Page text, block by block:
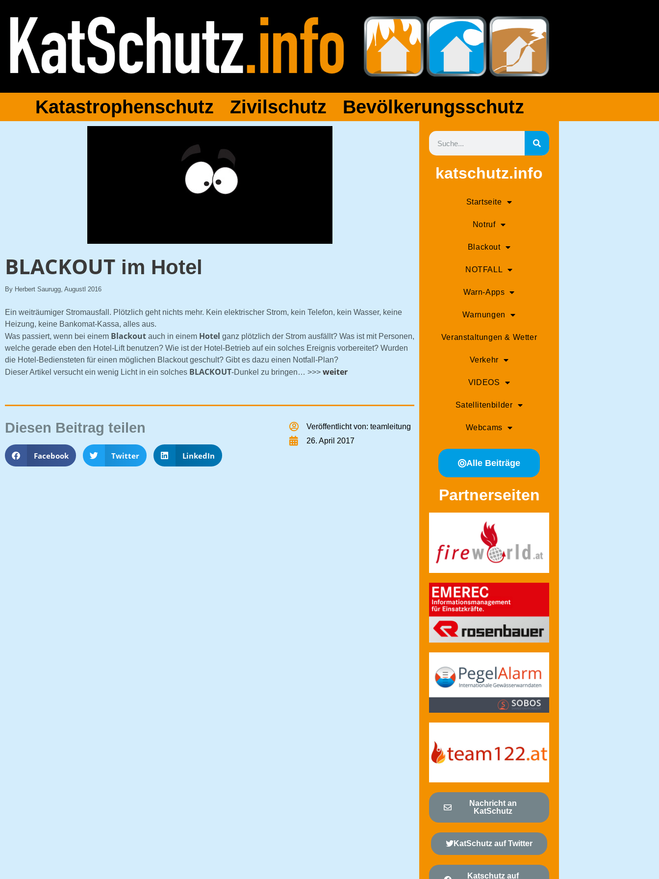
Katastrophenschutz Zivilschutz Bevölkerungsschutz​
BLACKOUT im Hotel
By Herbert Saurugg, Augustl 2016
Ein weiträumiger Stromausfall. Plötzlich geht nichts mehr. Kein elektrischer Strom, kein Telefon, kein Wasser, keine
Heizung, keine Bankomat-Kassa, alles aus.
Was passiert, wenn bei einem Blackout auch in einem Hotel ganz plötzlich der Strom ausfällt? Was ist mit Personen,
welche gerade eben den Hotel-Lift benutzen? Wie ist der Hotel-Betrieb auf ein solches Ereignis vorbereitet? Wurden
die Hotel-Bediensteten für einen möglichen Blackout geschult? Gibt es dazu einen Notfall-Plan?
Dieser Artikel versucht ein wenig Licht in ein solches BLACKOUT-Dunkel zu bringen… >>> weiter
Diesen Beitrag teilen
Facebook Twitter LinkedIn
Veröffentlicht von: teamleitung
26. April 2017
katschutz.info
Startseite
Notruf
Blackout
NOTFALL
Warn-Apps
Warnungen
Veranstaltungen & Wetter
Verkehr
VIDEOS
Satellitenbilder
Webcams
Alle Beiträge
Partnerseiten
Nachricht an
KatSchutz
KatSchutz auf Twitter
Katschutz auf